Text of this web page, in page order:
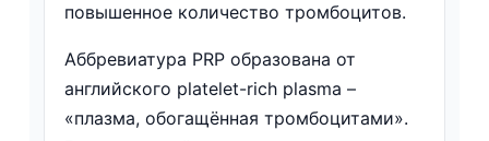
повышенное количество тромбоцитов.
Аббревиатура PRP образована от
английского platelet-rich plasma –
«плазма, обогащённая тромбоцитами».